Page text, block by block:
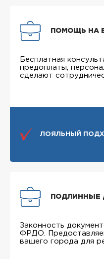
ПОМОЩЬ НА
Бесплатная
предоплаты,
сделают
ЛОЯЛЬНЫЙ
ПОДЛИННЫЕ
Законность
ФРДО.
вашего города для